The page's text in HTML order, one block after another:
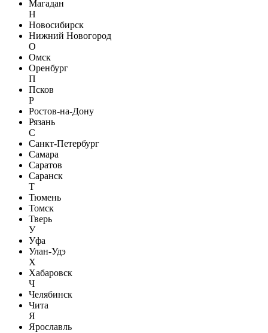
Магадан
Н
Новосибирск
Нижний Новогород
О
Омск
Оренбург
П
Псков
Р
Ростов-на-Дону
Рязань
С
Санкт-Петербург
Самара
Саратов
Саранск
Т
Тюмень
Томск
Тверь
У
Уфа
Улан-Удэ
Х
Хабаровск
Ч
Челябинск
Чита
Я
Ярославль